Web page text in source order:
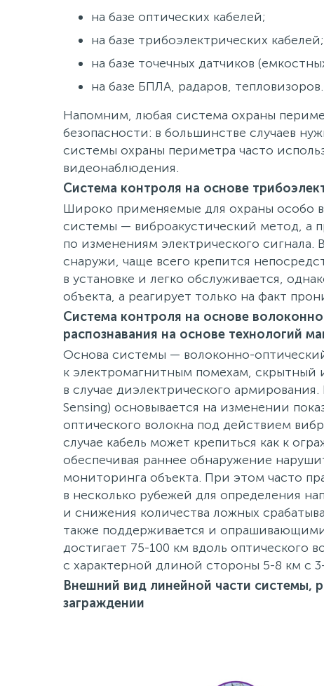
на базе оптических кабелей;
на базе трибоэлектрических кабелей;
на базе точечных датчиков
на базе БПЛА, радаров, тепловизоров.
Напомним, любая система охраны
безопасности: в большинстве случаев
системы охраны периметра часто
видеонаблюдения.
Система контроля на основе
Широко применяемые для охраны особо
системы — виброакустический метод, а
по изменениям электрического сигнала.
снаружи, чаще всего крепится
в установке и легко обслуживается,
объекта, а реагирует только на факт
Система контроля на основе
распознавания на основе технологий
Основа системы — волоконно-
к электромагнитным помехам,
в случае диэлектрического
Sensing) основывается на изменении
оптического волокна под действием
случае кабель может крепиться как к
обеспечивая раннее обнаружение
мониторинга объекта. При этом часто
в несколько рубежей для определения
и снижения количества ложных
также поддерживается и
достигает 75-100 км вдоль оптического
с характерной длиной стороны 5-8 км с
Внешний вид линейной части системы,
заграждении